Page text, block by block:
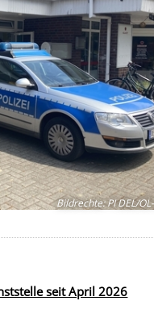
Bildrechte:PI DEL/
seit April 2026